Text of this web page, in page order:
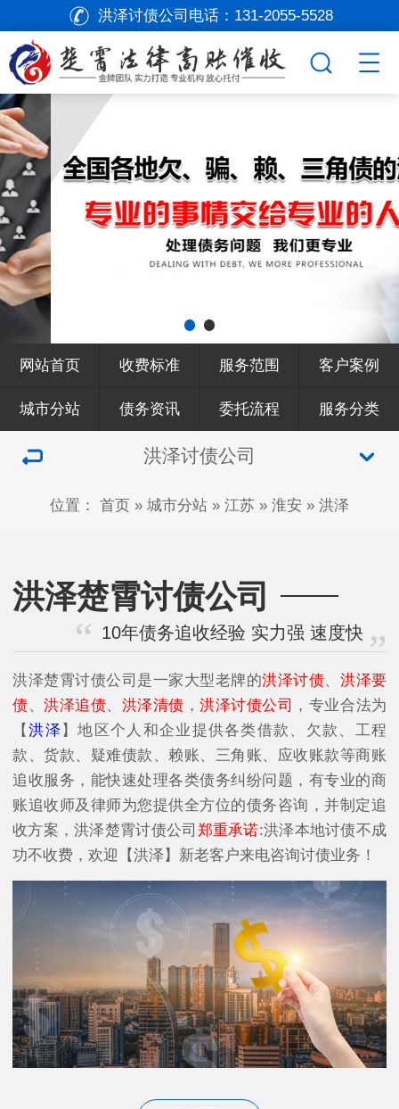
洪泽讨债公司电话： 131-2055-5528
网站首页 收费标准 服务范围 客户案例
城市分站 债务资讯 委托流程 服务分类
洪泽讨债公司
位置： 首页 » 城市分站 » 江苏 » 淮安 » 洪泽
洪泽楚霄讨债公司
10年债务追收经验 实力强 速度快
洪泽楚霄讨债公司是一家大型老牌的洪泽讨债
洪泽要
债 、洪泽追债 洪泽清债 ，洪泽讨债公司 ，专业合法为
【洪泽 】地区个人和企业提供各类借款、欠款、工程
款、货款、疑难债款、赖账、三角账、应收账款等商账
追收服务，能快速处理各类债务纠纷问题，有专业的商
账追收师及律师为您提供全方位的债务咨询，并制定追
收方案，洪泽楚霄讨债公司 郑重承诺:洪泽本地讨债不成
功不收费，欢迎【洪泽】新老客户来电咨询讨债业务！